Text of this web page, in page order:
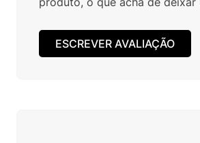
ESCREVER AVALIAÇÃO